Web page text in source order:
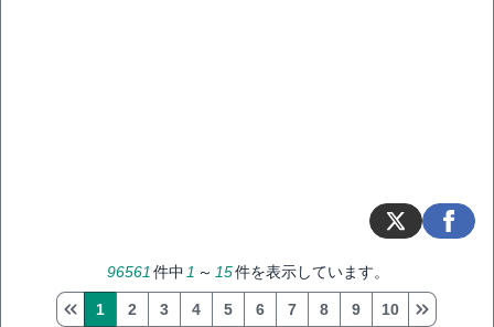
96561 件中 1 ～ 15件を表示しています。
1 2 3 4 5 6 7 8 9 10